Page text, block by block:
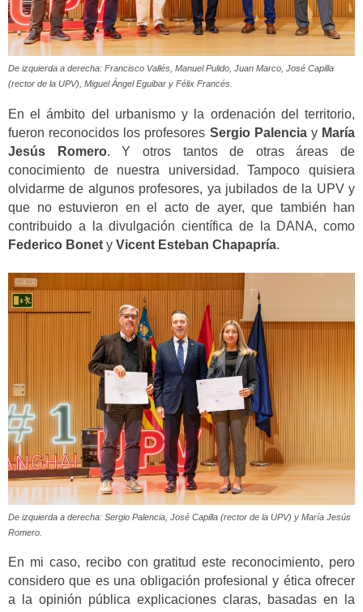
De izquierda a derecha: Francisco Vallés, Manuel Pulido, Juan Marco, José Capilla
(rector de la UPV), Miguel Ángel Eguibar y Félix Francés.
En el ámbito del urbanismo y la ordenación del territorio,
fueron reconocidos los profesores Sergio Palenciay María
Jesús Romero. Y otros tantos de otras áreas de
conocimiento de nuestra universidad. Tampoco quisiera
olvidarme de algunos profesores, ya jubilados de la UPV y
que no estuvieron en el acto de ayer, que también han
contribuido a la divulgación científica de la DANA, como
Federico Bonet y Vicent Esteban Chapapría.
De izquierda a derecha: Sergio Palencia, José Capilla (rector de la UPV) y María Jesús
Romero.
En mi caso, recibo con gratitud este reconocimiento, pero
considero que es una obligación profesional y ética ofrecer
a la opinión pública explicaciones claras, basadas en la